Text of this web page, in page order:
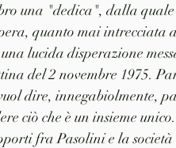
una "dedica", dalla quale
quanto mai intrecciata
lucida disperazione
del 2 novembre 1975.
dire, innegabiolmente,
ciò che è un insieme
fra Pasolini e la